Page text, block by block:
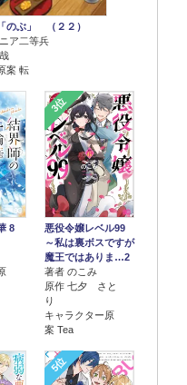
のぶ」 （２２）
ア二等兵
案 転
8
3位
悪役令嬢レベル99
～私は裏ボスですが
魔王ではありま…2
著者 のこみ
原作 七夕 さと
り
キャラクター原
案 Tea
5位